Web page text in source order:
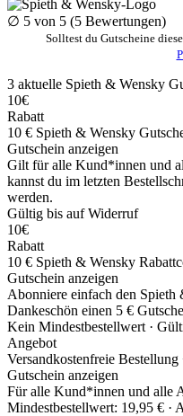
∅ 5 von 5 (5 Bewertungen)
Solltest du Gutscheine
3 aktuelle Spieth & Wensky
10€
Rabatt
10 € Spieth & Wensky
Gutschein anzeigen
Gilt für alle Kund*innen und
kannst du im letzten
werden.
Gültig bis auf Widerruf
10€
Rabatt
10 € Spieth & Wensky
Gutschein anzeigen
Abonniere einfach den Spieth
Dankeschön einen 5 €
Kein Mindestbestellwert ·
Angebot
Versandkostenfreie
Gutschein anzeigen
Für alle Kund*innen und alle
Mindestbestellwert: 19,95 € ·